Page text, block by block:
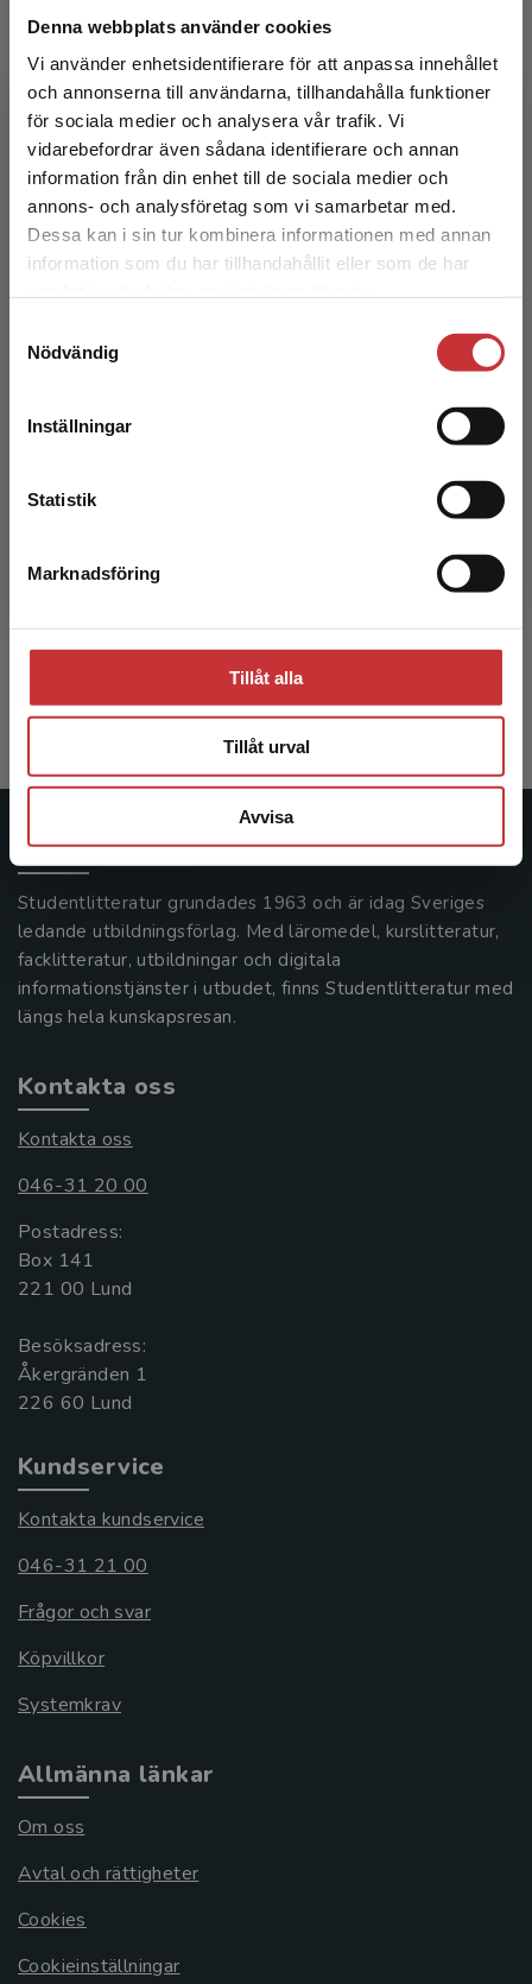
Denna webbplats använder cookies
Vi använder enhetsidentifierare för att anpassa innehållet
och annonserna till användarna, tillhandahålla funktioner
för sociala medier och analysera vår trafik. Vi
vidarebefordrar även sådana identifierare och annan
information från din enhet till de sociala medier och
annons- och analysföretag som vi samarbetar med.
Dessa kan i sin tur kombinera informationen med annan
information som du har tillhandahållit eller som de har
Nödvändig
Inställningar
Statistik
Marknadsföring
Tillåt alla
Tillåt urval
Avvisa
Begränsad fraktregion
Det verkar som att du besöker
studentlitteratur.se via en enhet utanför Sverige.
Vi erbjuder inte leveranser utanför Sverige. För
att kunna slutföra ett köp måste
Svenska läroplaner
Sundberg, Daniel
363 krinkl. moms
Svenska läroplaner
Sundberg, Daniel
Exkl. moms: 212 kr
Studentlitteratur
Studentlitteratur grundades 1963 och är idag Sveriges
ledande utbildningsförlag. Med läromedel, kurslitteratur,
facklitteratur, utbildningar och digitala
informationstjänster i utbudet, finns Studentlitteratur med
längs hela kunskapsresan.
Kontakta oss
Kontakta oss
046-31 20 00
Postadress:
Box 141
221 00 Lund
Besöksadress:
Åkergränden 1
Kundservice
Kontakta kundservice
046-31 21 00
Frågor och svar
Köpvillkor
Systemkrav
Allmänna länkar
Om oss
Avtal och rättigheter
Cookies
Cookieinställningar